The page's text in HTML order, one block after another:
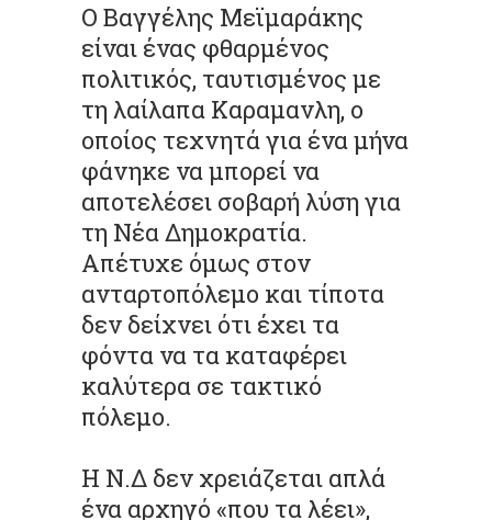
Ο Βαγγέλης Μεϊμαράκης
είναι ένας φθαρμένος
πολιτικός, ταυτισμένος με
τη λαίλαπα Καραμανλη, ο
οποίος τεχνητά για ένα μήνα
φάνηκε να μπορεί να
αποτελέσει σοβαρή λύση για
τη Νέα Δημοκρατία.
Απέτυχε όμως στον
ανταρτοπόλεμο και τίποτα
δεν δείχνει ότι έχει τα
φόντα να τα καταφέρει
καλύτερα σε τακτικό
πόλεμο.
Η Ν.Δ δεν χρειάζεται απλά
ένα αρχηγό «που τα λέει»,